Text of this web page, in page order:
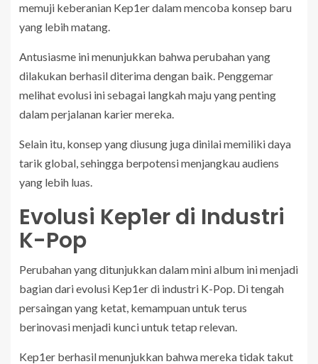
memuji keberanian Kep1er dalam mencoba konsep baru
yang lebih matang.
Antusiasme ini menunjukkan bahwa perubahan yang
dilakukan berhasil diterima dengan baik. Penggemar
melihat evolusi ini sebagai langkah maju yang penting
dalam perjalanan karier mereka.
Selain itu, konsep yang diusung juga dinilai memiliki daya
tarik global, sehingga berpotensi menjangkau audiens
yang lebih luas.
Evolusi Kep1er di Industri
K-Pop
Perubahan yang ditunjukkan dalam mini album ini menjadi
bagian dari evolusi Kep1er di industri K-Pop. Di tengah
persaingan yang ketat, kemampuan untuk terus
berinovasi menjadi kunci untuk tetap relevan.
Kep1er berhasil menunjukkan bahwa mereka tidak takut